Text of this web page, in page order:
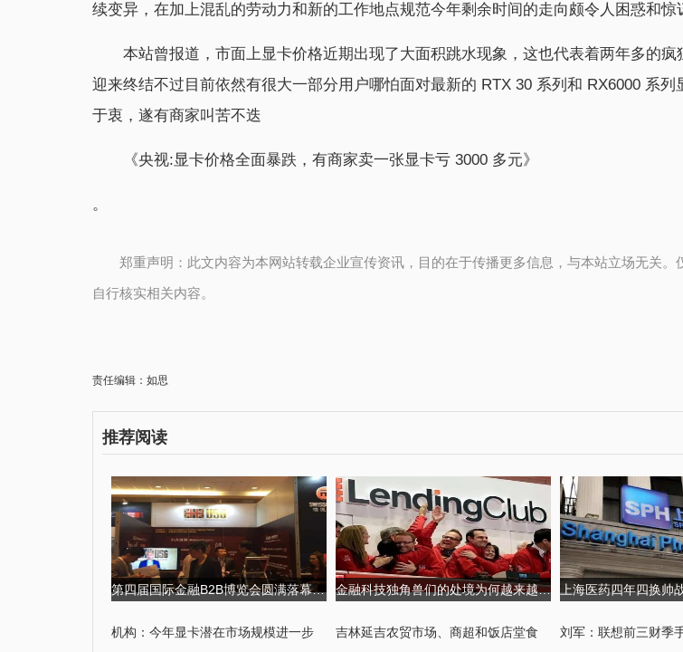
续变异，在加上混乱的劳动力和新的工作地点规范今年剩余时间的走向颇令人困惑和惊
本站曾报道，市面上显卡价格近期出现了大面积跳水现象，这也代表着两年多的疯
迎来终结不过目前依然有很大一部分用户哪怕面对最新的 RTX 30 系列和 RX6000 系列
于衷，遂有商家叫苦不迭
《央视:显卡价格全面暴跌，有商家卖一张显卡亏 3000 多元》
。
郑重声明：此文内容为本网站转载企业宣传资讯，目的在于传播更多信息，与本站立场无关。
自行核实相关内容。
责任编辑：如思
推荐阅读
第四届国际金融B2B博览会圆满落幕,USGFX大放异彩 第四届京剧票友大 金融科技独角兽们的处境为何越来越尴尬? 上海医药四年四换帅
机构：今年显卡潜在市场规模进一步 吉林延吉农贸市场、商超和饭店堂食 刘军：联想前三财季